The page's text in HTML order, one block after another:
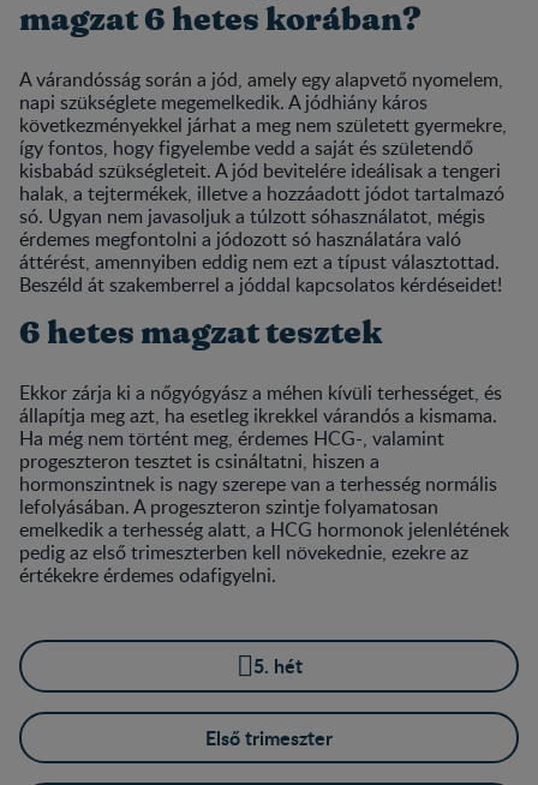
magzat 6 hetes korában?
A várandósság során a jód, amely egy alapvető nyomelem,
napi szükséglete megemelkedik. A jódhiány káros
következményekkel járhat a meg nem született gyermekre,
így fontos, hogy figyelembe vedd a saját és születendő
kisbabád szükségleteit. A jód bevitelére ideálisak a tengeri
halak, a tejtermékek, illetve a hozzáadott jódot tartalmazó
só. Ugyan nem javasoljuk a túlzott sóhasználatot, mégis
érdemes megfontolni a jódozott só használatára való
áttérést, amennyiben eddig nem ezt a típust választottad.
Beszéld át szakemberrel a jóddal kapcsolatos kérdéseidet!
6 hetes magzat tesztek
Ekkor zárja ki a nőgyógyász a méhen kívüli terhességet, és
állapítja meg azt, ha esetleg ikrekkel várandós a kismama.
Ha még nem történt meg, érdemes HCG-, valamint
progeszteron tesztet is csináltatni, hiszen a
hormonszintnek is nagy szerepe van a terhesség normális
lefolyásában. A progeszteron szintje folyamatosan
emelkedik a terhesség alatt, a HCG hormonok jelenlétének
pedig az első trimeszterben kell növekednie, ezekre az
értékekre érdemes odafigyelni.
5. hét
Első trimeszter